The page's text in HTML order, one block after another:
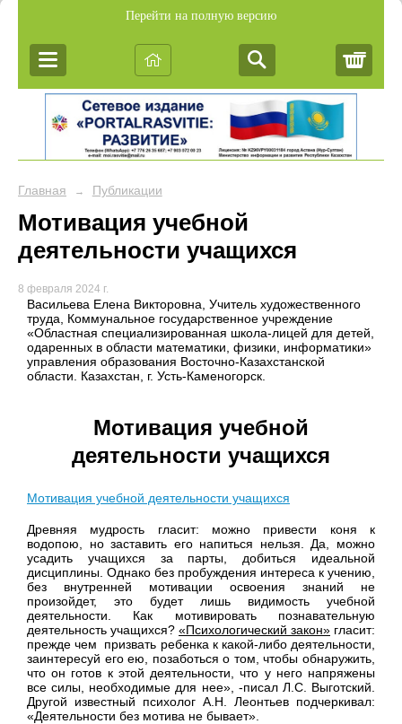
Перейти на полную версию
Главная → Публикации
Мотивация учебной
деятельности учащихся
8 февраля 2024 г.
Васильева Елена Викторовна, Учитель художественного
труда, Коммунальное государственное учреждение
«Областная специализированная школа-лицей для детей,
одаренных в области математики, физики, информатики»
управления образования Восточно-Казахстанской
области. Казахстан, г. Усть-Каменогорск.
Мотивация учебной
деятельности учащихся
Мотивация учебной деятельности учащихся
Древняя мудрость гласит: можно привести коня к
водопою, но заставить его напиться нельзя. Да, можно
усадить учащихся за парты, добиться идеальной
дисциплины. Однако без пробуждения интереса к учению,
без внутренней мотивации освоения знаний не
произойдет, это будет лишь видимость учебной
деятельности. Как мотивировать познавательную
деятельность учащихся? «Психологический закон» гласит:
прежде чем призвать ребенка к какой-либо деятельнос­ти,
заинтересуй его ею, позаботься о том, чтобы обнаружить,
что он готов к этой деятельности, что у него напряжены
все силы, необходимые для нее», -писал Л.С. Выготский.
Другой известный психолог А.Н. Леонтьев подчеркивал:
«Деятельности без мо­тива не бывает».